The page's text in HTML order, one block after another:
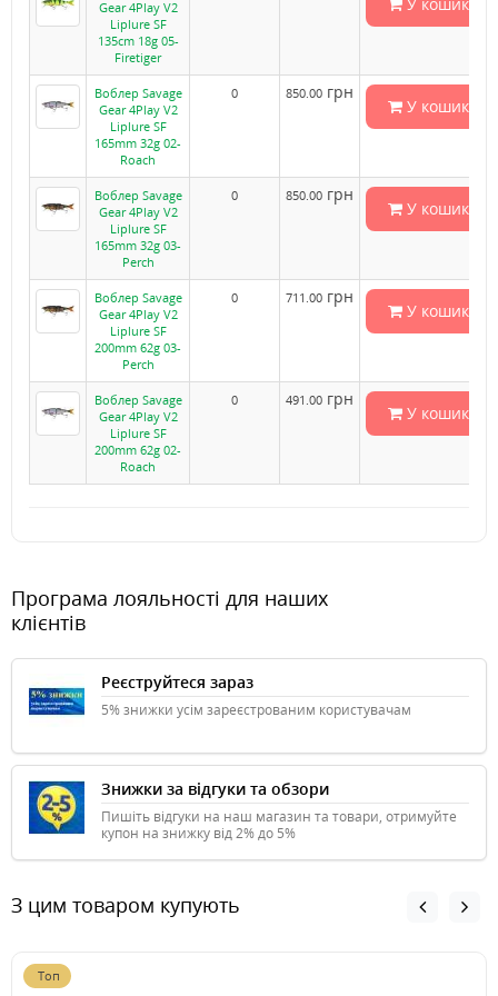
Gear 4Play V2
Liplure SF
135cm 18g 05-
Firetiger
У кошик
Воблер Savage
Gear 4Play V2
Liplure SF
165mm 32g 02-
Roach
0 850.00 грн
У кошик
Воблер Savage
Gear 4Play V2
Liplure SF
165mm 32g 03-
Perch
0 850.00 грн
У кошик
Воблер Savage
Gear 4Play V2
Liplure SF
200mm 62g 03-
Perch
0 711.00 грн
У кошик
Воблер Savage
Gear 4Play V2
Liplure SF
200mm 62g 02-
Roach
0 491.00 грн
У кошик
Програма лояльності для наших
клієнтів
Реєструйтеся зараз
5% знижки усім зареєстрованим користувачам
Знижки за відгуки та обзори
Пишіть відгуки на наш магазин та товари, отримуйте
купон на знижку від 2% до 5%
З цим товаром купують
Топ